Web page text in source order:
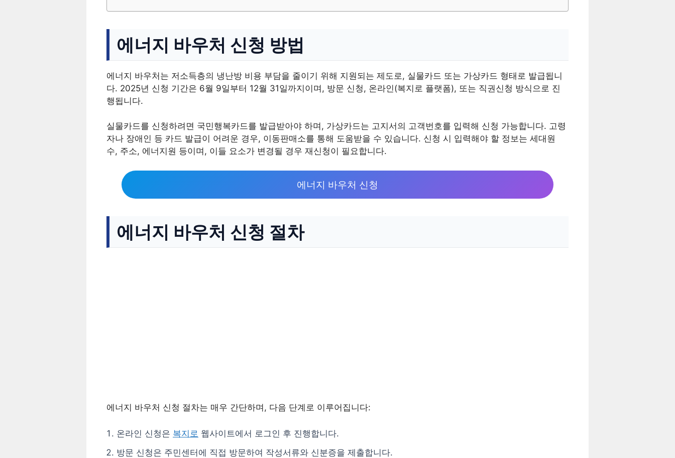
에너지 바우처 신청 방법
에너지 바우처는 저소득층의 냉난방 비용 부담을 줄이기 위해 지원되는 제도로, 실물카드 또는 가상카드 형태로 발급됩니
다. 2025년 신청 기간은 6월 9일부터 12월 31일까지이며, 방문 신청, 온라인(복지로 플랫폼), 또는 직권신청 방식으로 진
행됩니다.
실물카드를 신청하려면 국민행복카드를 발급받아야 하며, 가상카드는 고지서의 고객번호를 입력해 신청 가능합니다. 고령
자나 장애인 등 카드 발급이 어려운 경우, 이동판매소를 통해 도움받을 수 있습니다. 신청 시 입력해야 할 정보는 세대원
수, 주소, 에너지원 등이며, 이들 요소가 변경될 경우 재신청이 필요합니다.
에너지 바우처 신청
에너지 바우처 신청 절차
에너지 바우처 신청 절차는 매우 간단하며, 다음 단계로 이루어집니다:
온라인 신청은 복지로 웹사이트에서 로그인 후 진행합니다.
방문 신청은 주민센터에 직접 방문하여 작성서류와 신분증을 제출합니다.